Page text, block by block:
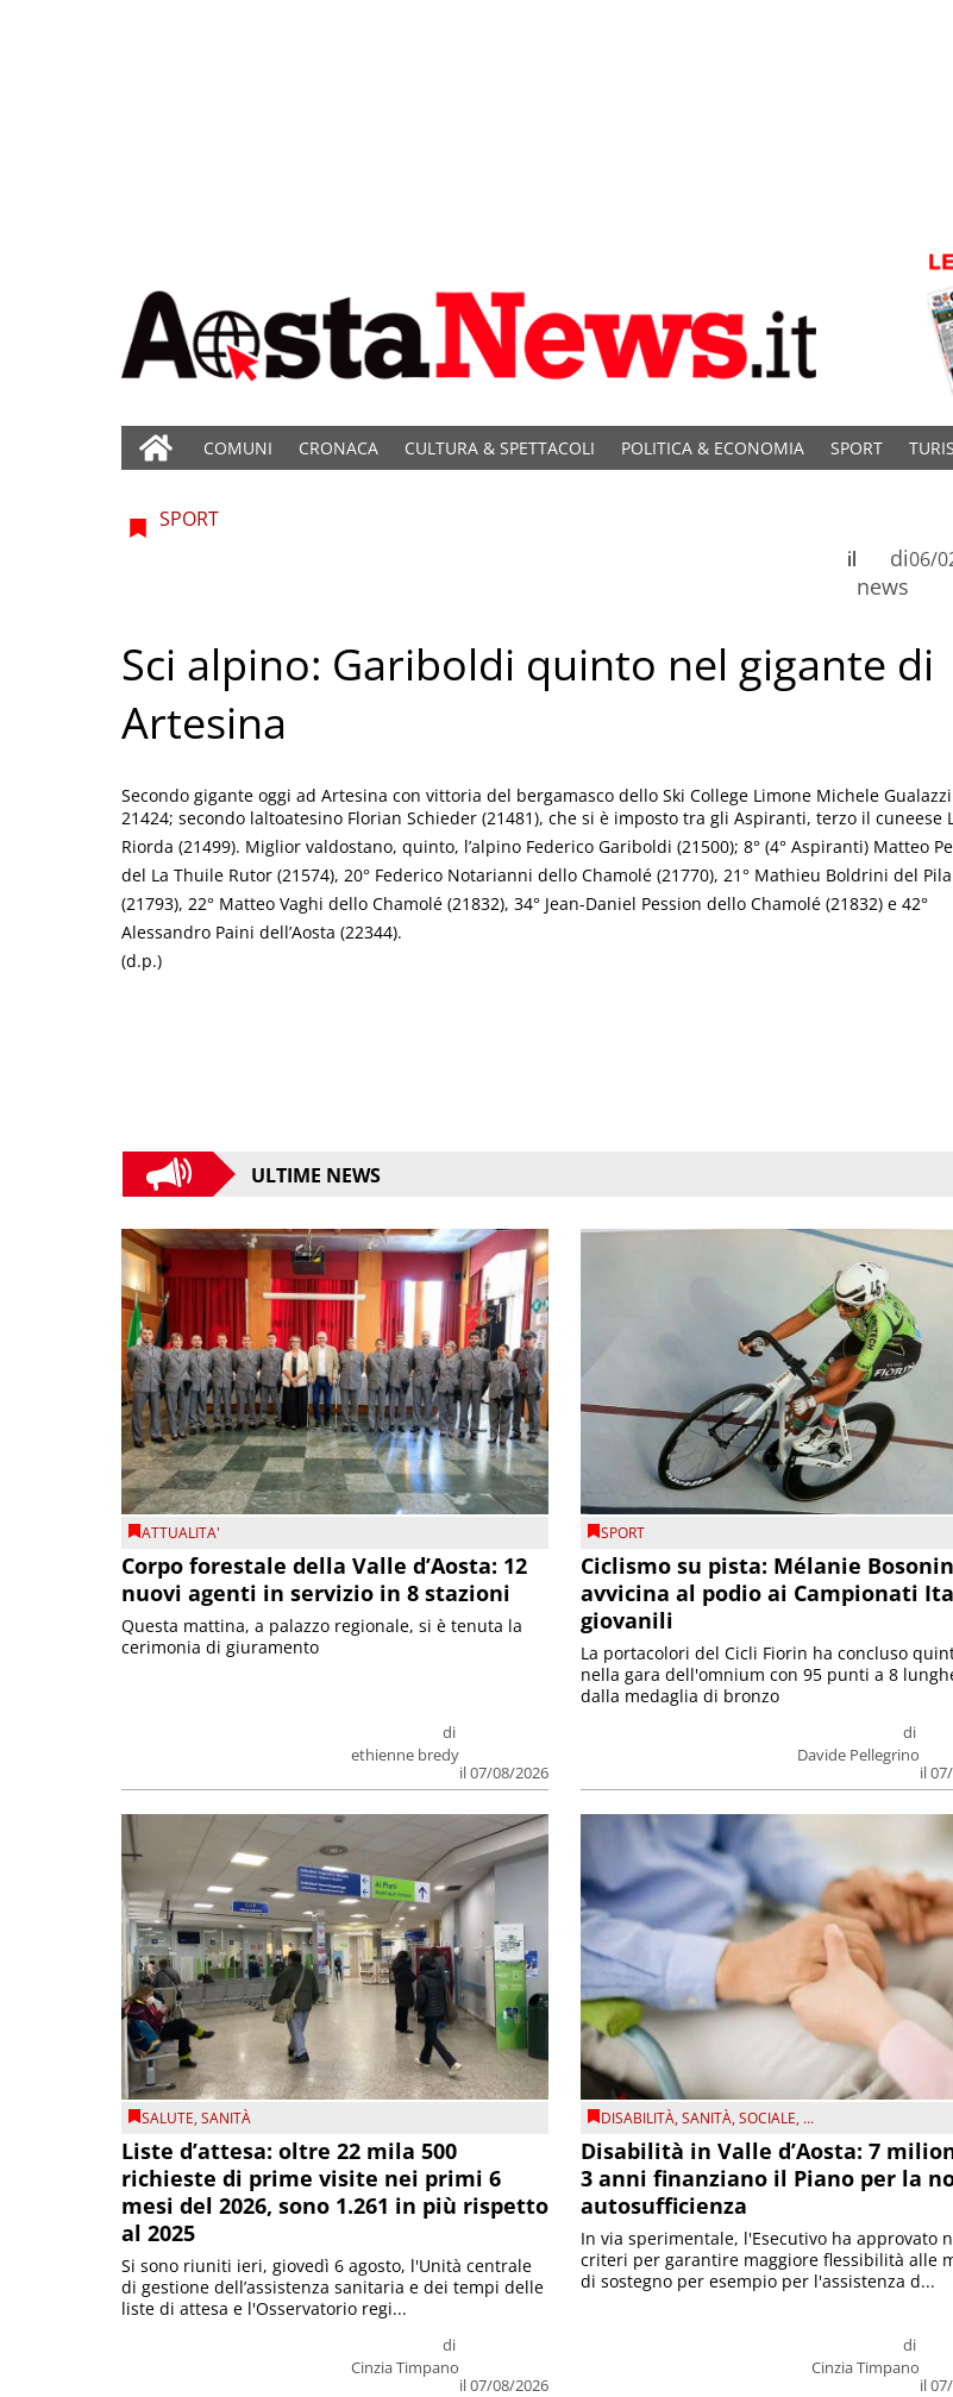
COMUNI CRONACA CULTURA & SPETTACOLI POLITICA & ECONOMIA SPORT
SPORT
di
news
il 06/
Sci alpino: Gariboldi quinto nel gigante di
Artesina
Secondo gigante oggi ad Artesina con vittoria del bergamasco dello Ski College Limone Michele
21424; secondo laltoatesino Florian Schieder (21481), che si è imposto tra gli Aspiranti, terzo il cuneese
Riorda (21499). Miglior valdostano, quinto, l’alpino Federico Gariboldi (21500); 8° (4° Aspiranti) Matteo
del La Thuile Rutor (21574), 20° Federico Notarianni dello Chamolé (21770), 21° Mathieu Boldrini del Pila
(21793), 22° Matteo Vaghi dello Chamolé (21832), 34° Jean-Daniel Pession dello Chamolé (21832) e 42°
Alessandro Paini dell’Aosta (22344).
(d.p.)
ULTIME NEWS
ATTUALITA'
Corpo forestale della Valle d’Aosta: 12
nuovi agenti in servizio in 8 stazioni
di
ethienne bredy
il 07/08/2026
Questa mattina, a palazzo regionale, si è tenuta la
cerimonia di giuramento
SPORT
Ciclismo su pista: Mélanie
avvicina al podio ai Campionati
giovanili
di
Davide Pellegrino
il
La portacolori del Cicli Fiorin ha concluso
nella gara dell'omnium con 95 punti a 8
dalla medaglia di bronzo
SALUTE,SANITÀ
Liste d’attesa: oltre 22 mila 500
richieste di prime visite nei primi 6
mesi del 2026, sono 1.261 in più rispetto
al 2025
di
Cinzia Timpano
il 07/08/2026
Si sono riuniti ieri, giovedì 6 agosto, l'Unità centrale
di gestione dell’assistenza sanitaria e dei tempi delle
liste di attesa e l'Osservatorio regi...
DISABILITÀ,SANITÀ,SOCIALE, ...
Disabilità in Valle d’Aosta: 7
3 anni finanziano il Piano per la
autosufficienza
di
Cinzia Timpano
il
In via sperimentale, l'Esecutivo ha approvato
criteri per garantire maggiore flessibilità alle
di sostegno per esempio per l'assistenza d...